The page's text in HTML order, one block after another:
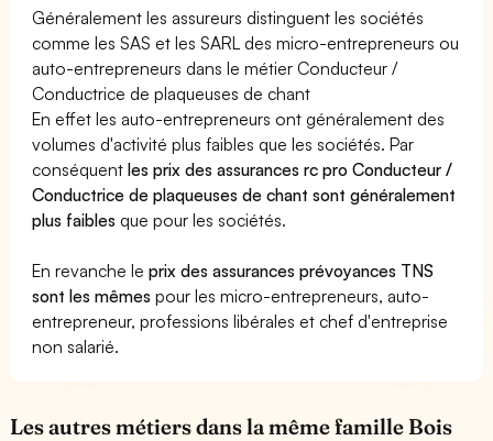
Généralement les assureurs distinguent les sociétés
comme les SAS et les SARL des micro-entrepreneurs ou
auto-entrepreneurs dans le métier Conducteur /
Conductrice de plaqueuses de chant
En effet les auto-entrepreneurs ont généralement des
volumes d'activité plus faibles que les sociétés. Par
conséquentles prix des assurances rc pro Conducteur /
Conductrice de plaqueuses de chant sont généralement
plus faibles que pour les sociétés.
En revanche leprix des assurances prévoyances TNS
sont les mêmes pour les micro-entrepreneurs, auto-
entrepreneur, professions libérales et chef d'entreprise
non salarié.
Les autres métiers dans la même famille Bois